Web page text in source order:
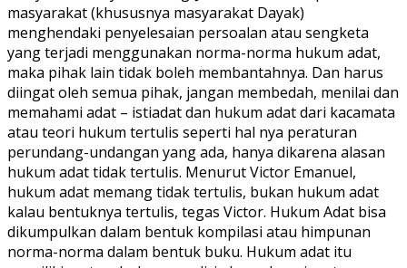
masyarakat (khususnya masyarakat Dayak)
menghendaki penyelesaian persoalan atau sengketa
yang terjadi menggunakan norma-norma hukum adat,
maka pihak lain tidak boleh membantahnya. Dan harus
diingat oleh semua pihak, jangan membedah, menilai dan
memahami adat – istiadat dan hukum adat dari kacamata
atau teori hukum tertulis seperti hal nya peraturan
perundang-undangan yang ada, hanya dikarena alasan
hukum adat tidak tertulis. Menurut Victor Emanuel,
hukum adat memang tidak tertulis, bukan hukum adat
kalau bentuknya tertulis, tegas Victor. Hukum Adat bisa
dikumpulkan dalam bentuk kompilasi atau himpunan
norma-norma dalam bentuk buku. Hukum adat itu